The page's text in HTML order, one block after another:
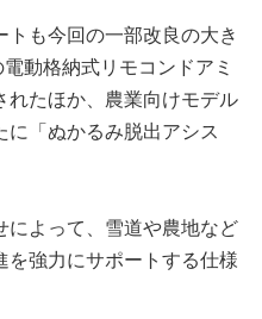
トも今回の一部改良の大き
動格納式リモコンドアミ
れたほか、農業向けモデル
に「ぬかるみ脱出アシス
によって、雪道や農地など
を強力にサポートする仕様